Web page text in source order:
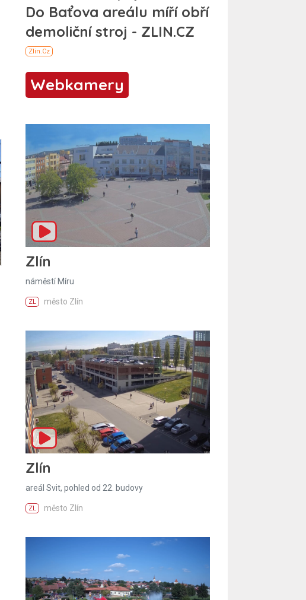
Webkamery
Zlín
náměstí Míru
ZL město Zlín
Zlín
areál Svit, pohled od 22. budovy
ZL město Zlín